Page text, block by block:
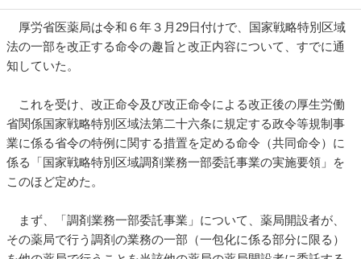
厚労省医薬局は令和６年３月29日付けで、国家戦略特別区域
法の一部を改正する命令の趣旨と改正内容について、すでに通
知していた。
これを受け、改正命令及び改正命令による改正後の厚生労働
省関係国家戦略特別区域法第二十六条に規定する政令等規制事
業に係る省令の特例に関する措置を定める命令（共同命令）に
係る「国家戦略特別区域調剤業務一部委託事業の実施要領」を
このほど定めた。
まず、「調剤業務一部委託事業」について、薬局開設者が、
その薬局で行う調剤の業務の一部（一包化に係る部分に限る）